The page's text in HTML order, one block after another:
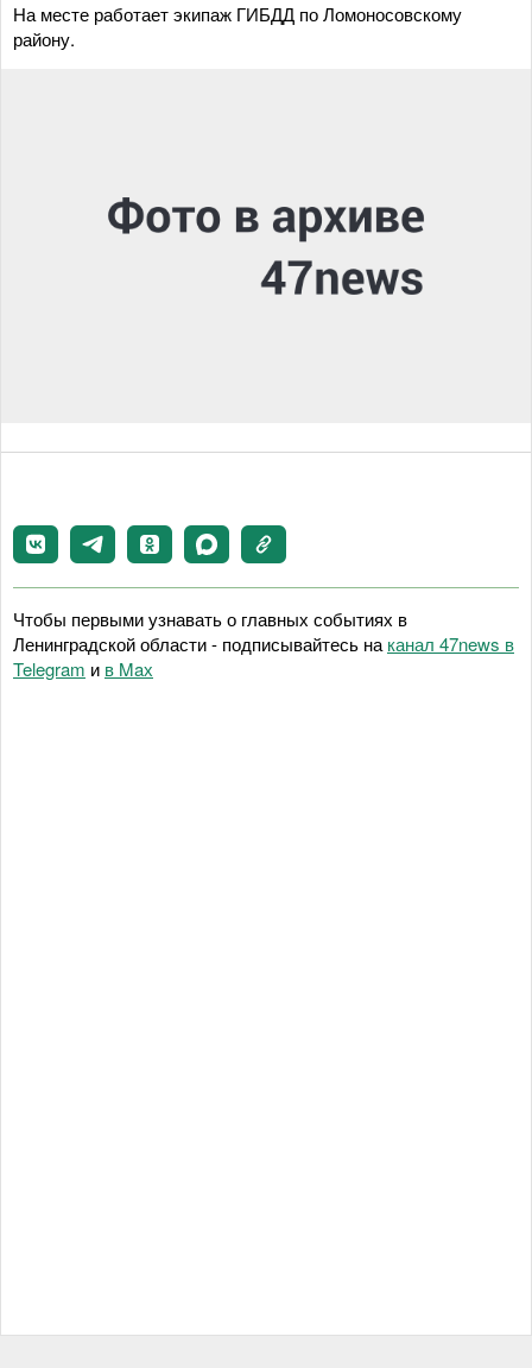
На месте работает экипаж ГИБДД по Ломоносовскому
району.
Чтобы первыми узнавать о главных событиях в
Ленинградской области - подписывайтесь на канал 47news в
Telegram и в Maх